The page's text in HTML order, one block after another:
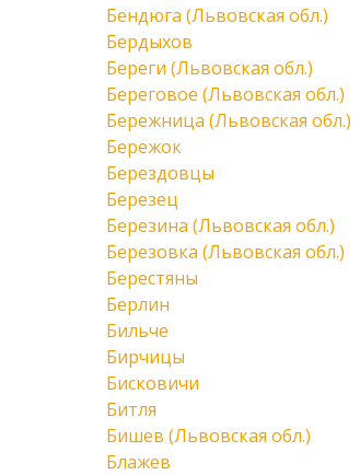
Бендюга (Львовская обл.)
Бердыхов
Береги (Львовская обл.)
Береговое (Львовская обл.)
Бережница (Львовская обл.)
Бережок
Берездовцы
Березец
Березина (Львовская обл.)
Березовка (Львовская обл.)
Берестяны
Берлин
Бильче
Бирчицы
Бисковичи
Битля
Бишев (Львовская обл.)
Блажев